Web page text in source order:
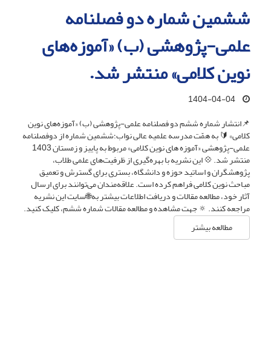
ششمین شماره دو فصلنامه
علمی-پژوهشی (ب) «آموزه‌های
نوین کلامی» منتشر شد.
1404-04-04
📌انتشار شماره ششم دو فصلنامه علمی-پژوهشی (ب) «آموزه‌های نوین
کلامی» 🔰 به همّت مدرسه علمیه عالی نواب؛ششمین شماره از دوفصلنامه
علمی-پژوهشی «آموزه های نوین کلامی» مربوط به پاییز و زمستان 1403
منتشر شد. 💠 این نشریه با بهره‌گیری از ظرفیت‌های علمی طلاب،
پژوهشگران و اساتید حوزه و دانشگاه، بستری برای گسترش و تعمیق
مباحث نوین کلامی فراهم کرده است. علاقه‌مندان می‌توانند برای ارسال
آثار خود، مطالعه مقالات و دریافت اطلاعات بیشتر به🌐سایت این نشریه
مراجعه کنند. 🔅 جهت مشاهده و مطالعه مقالات شماره ششم، کلیک کنید.
مطالعه بیشتر